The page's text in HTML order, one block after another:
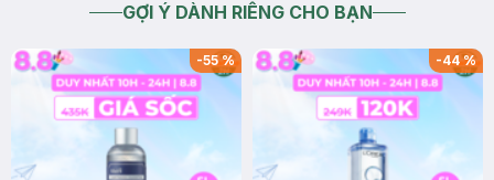
GỢI Ý DÀNH RIÊNG CHO BẠN
-55% -44%